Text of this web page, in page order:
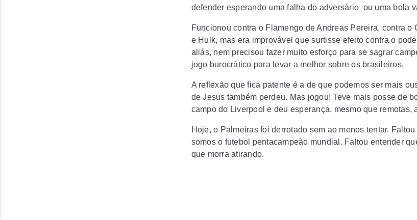
defender esperando uma falha do adversário ou uma bola
Funcionou contra o Flamengo de Andreas Pereira, contra o
e Hulk, mas era improvável que surtisse efeito contra o
aliás, nem precisou fazer muito esforço para se sagrar
jogo burocrático para levar a melhor sobre os brasileiros.
A reflexão que fica patente é a de que podemos ser mais
de Jesus também perdeu. Mas jogou! Teve mais posse de
campo do Liverpool e deu esperança, mesmo que remotas,
Hoje, o Palmeiras foi derrotado sem ao menos tentar.
somos o futebol pentacampeão mundial. Faltou entender
que morra atirando.